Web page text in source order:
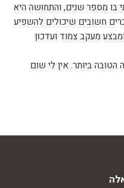
בו מספר שנים, והתחושה היא
חשובים שיכולים להשפיע
מעקב צמוד ועדכון
הטובה ביותר. אין לי שום